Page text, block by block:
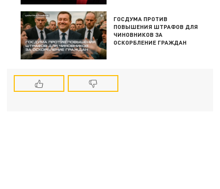
ГОСДУМА ПРОТИВ
ПОВЫШЕНИЯ ШТРАФОВ ДЛЯ
ЧИНОВНИКОВ ЗА
ОСКОРБЛЕНИЕ ГРАЖДАН